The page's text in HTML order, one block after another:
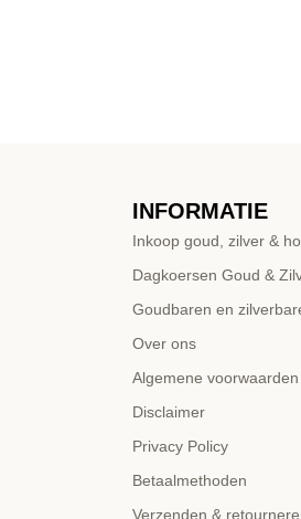
INFORMATIE
Inkoop goud, zilver &
Dagkoersen Goud &
Goudbaren en
Over ons
Algemene voorwaarden
Disclaimer
Privacy Policy
Betaalmethoden
Verzenden &